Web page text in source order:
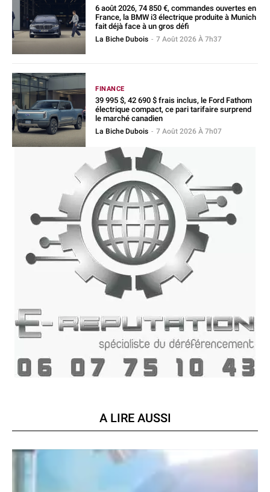
6 août 2026, 74 850 €, commandes ouvertes en
France, la BMW i3 électrique produite à Munich
fait déjà face à un gros défi
La Biche Dubois - 7 Août 2026 À 7h37
FINANCE
39 995 $, 42 690 $ frais inclus, le Ford Fathom
électrique compact, ce pari tarifaire surprend
le marché canadien
La Biche Dubois - 7 Août 2026 À 7h07
A LIRE AUSSI